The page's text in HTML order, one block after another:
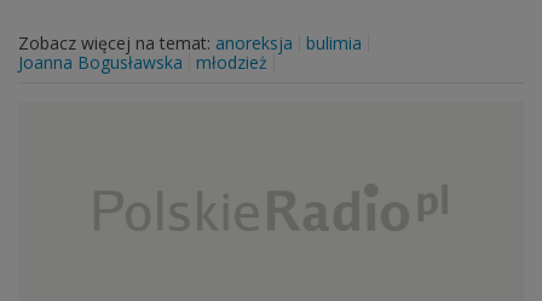
Zobacz więcej na temat: anoreksja
bulimia
Joanna Bogusławska
młodzież